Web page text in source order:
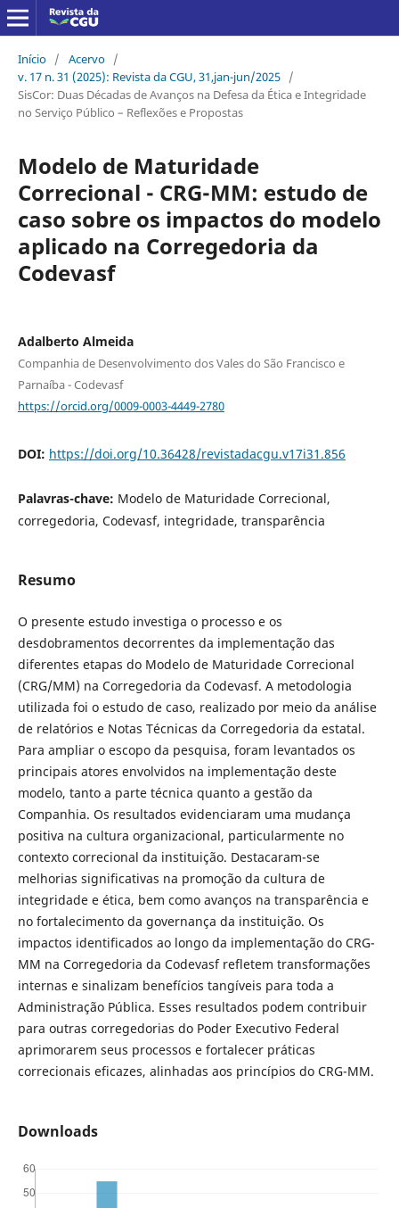
Início / Acervo /
v. 17 n. 31 (2025): Revista da CGU, 31,jan-jun/2025 /
SisCor: Duas Décadas de Avanços na Defesa da Ética e Integridade
no Serviço Público – Reflexões e Propostas
Modelo de Maturidade
Correcional - CRG-MM: estudo de
caso sobre os impactos do modelo
aplicado na Corregedoria da
Codevasf
Adalberto Almeida
Companhia de Desenvolvimento dos Vales do São Francisco e
Parnaíba - Codevasf
https://orcid.org/0009-0003-4449-2780
DOI: https://doi.org/10.36428/revistadacgu.v17i31.856
Palavras-chave: Modelo de Maturidade Correcional,
corregedoria, Codevasf, integridade, transparência
Resumo
O presente estudo investiga o processo e os
desdobramentos decorrentes da implementação das
diferentes etapas do Modelo de Maturidade Correcional
(CRG/MM) na Corregedoria da Codevasf. A metodologia
utilizada foi o estudo de caso, realizado por meio da análise
de relatórios e Notas Técnicas da Corregedoria da estatal.
Para ampliar o escopo da pesquisa, foram levantados os
principais atores envolvidos na implementação deste
modelo, tanto a parte técnica quanto a gestão da
Companhia. Os resultados evidenciaram uma mudança
positiva na cultura organizacional, particularmente no
contexto correcional da instituição. Destacaram-se
melhorias significativas na promoção da cultura de
integridade e ética, bem como avanços na transparência e
no fortalecimento da governança da instituição. Os
impactos identificados ao longo da implementação do CRG-
MM na Corregedoria da Codevasf refletem transformações
internas e sinalizam benefícios tangíveis para toda a
Administração Pública. Esses resultados podem contribuir
para outras corregedorias do Poder Executivo Federal
aprimorarem seus processos e fortalecer práticas
correcionais eficazes, alinhadas aos princípios do CRG-MM.
Downloads